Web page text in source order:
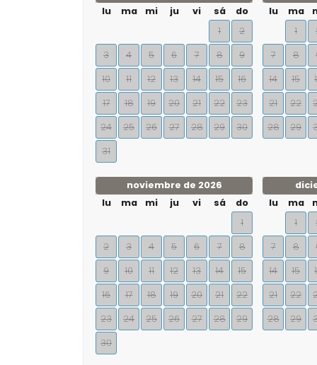
lu
ma mi ju vi sá
do
1
2
3
4 5 6 7 8
9
10
11 12 13 14 15
16
17
18 19 20 21 22
23
24
25 26 27 28 29
30
31
lu
ma
1
7
8
14
15
21
22
28
29
noviembre de 2026
lu
ma mi ju vi sá
do
1
2
3 4 5 6 7
8
9
10 11 12 13 14
15
16
17 18 19 20 21
22
23
24 25 26 27 28
29
30
lu
ma
1
7
8
14
15
21
22
28
29